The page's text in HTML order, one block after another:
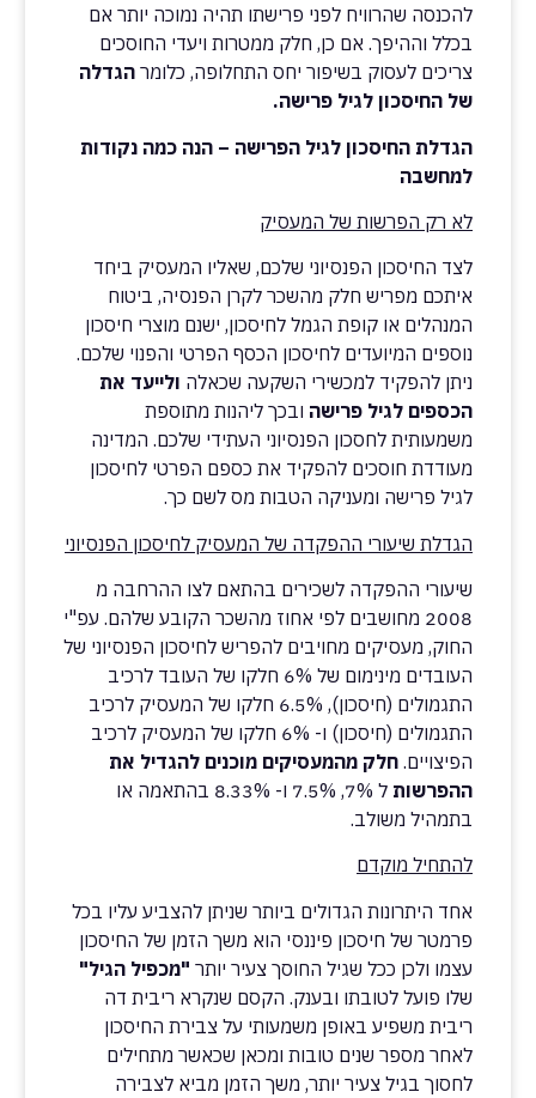
להכנסה שהרוויח לפני פרישתו תהיה נמוכה יותר אם
בכלל וההיפך. אם כן, חלק ממטרות ויעדי החוסכים
צריכים לעסוק בשיפור יחס התחלופה, כלומר הגדלה
של החיסכון לגיל פרישה.
הגדלת החיסכון לגיל הפרישה – הנה כמה נקודות
למחשבה
לא רק הפרשות של המעסיק
לצד החיסכון הפנסיוני שלכם, שאליו המעסיק ביחד
איתכם מפריש חלק מהשכר לקרן הפנסיה, ביטוח
המנהלים או קופת הגמל לחיסכון, ישנם מוצרי חיסכון
נוספים המיועדים לחיסכון הכסף הפרטי והפנוי שלכם.
ניתן להפקיד למכשירי השקעה שכאלה ולייעד את
הכספים לגיל פרישה ובכך ליהנות מתוספת
משמעותית לחסכון הפנסיוני העתידי שלכם. המדינה
מעודדת חוסכים להפקיד את כספם הפרטי לחיסכון
לגיל פרישה ומעניקה הטבות מס לשם כך.
הגדלת שיעורי ההפקדה של המעסיק לחיסכון הפנסיוני
שיעורי ההפקדה לשכירים בהתאם לצו ההרחבה מ
2008 מחושבים לפי אחוז מהשכר הקובע שלהם. עפ"י
החוק, מעסיקים מחויבים להפריש לחיסכון הפנסיוני של
העובדים מינימום של 6% חלקו של העובד לרכיב
התגמולים (חיסכון), 6.5% חלקו של המעסיק לרכיב
התגמולים (חיסכון) ו- 6% חלקו של המעסיק לרכיב
הפיצויים. חלק מהמעסיקים מוכנים להגדיל את
ההפרשות
ל 7%, 7.5% ו- 8.33% בהתאמה או
בתמהיל משולב.
להתחיל מוקדם
אחד היתרונות הגדולים ביותר שניתן להצביע עליו בכל
פרמטר של חיסכון פיננסי הוא משך הזמן של החיסכון
עצמו ולכן ככל שגיל החוסך צעיר יותר "מכפיל הגיל"
שלו פועל לטובתו ובענק. הקסם שנקרא ריבית דה
ריבית משפיע באופן משמעותי על צבירת החיסכון
לאחר מספר שנים טובות ומכאן שכאשר מתחילים
לחסוך בגיל צעיר יותר, משך הזמן מביא לצבירה